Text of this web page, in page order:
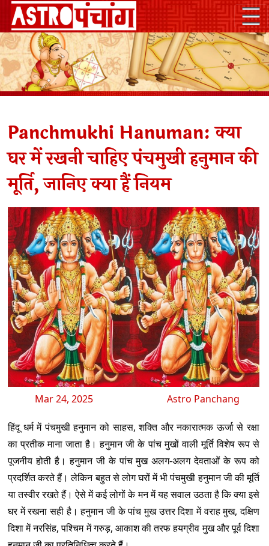
Panchmukhi Hanuman: क्या
घर में रखनी चाहिए पंचमुखी हनुमान की
मूर्ति, जानिए क्या हैं नियम
Mar 24, 2025 Astro Panchang
हिंदू धर्म में पंचमुखी हनुमान को साहस, शक्ति और नकारात्मक ऊर्जा से रक्षा
का प्रतीक माना जाता है। हनुमान जी के पांच मुखों वाली मूर्ति विशेष रूप से
पूजनीय होती है। हनुमान जी के पांच मुख अलग-अलग देवताओं के रूप को
प्रदर्शित करते हैं। लेकिन बहुत से लोग घरों में भी पंचमुखी हनुमान जी की मूर्ति
या तस्वीर रखते हैं। ऐसे में कई लोगों के मन में यह सवाल उठता है कि क्या इसे
घर में रखना सही है। हनुमान जी के पांच मुख उत्तर दिशा में वराह मुख, दक्षिण
दिशा में नरसिंह, पश्चिम में गरुड़, आकाश की तरफ हयग्रीव मुख और पूर्व दिशा